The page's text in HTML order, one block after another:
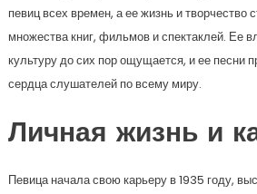
певиц всех времен, а ее жизнь и творчество
множества книг, фильмов и спектаклей. Ее
культуру до сих пор ощущается, и ее песни
сердца слушателей по всему миру.
Личная жизнь и
Певица начала свою карьеру в 1935 году,